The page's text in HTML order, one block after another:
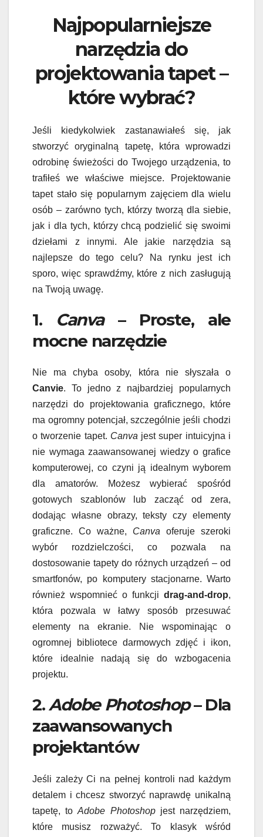
Najpopularniejsze
narzędzia do
projektowania tapet –
które wybrać?
Jeśli kiedykolwiek zastanawiałeś się, jak
stworzyć oryginalną tapetę, która wprowadzi
odrobinę świeżości do Twojego urządzenia, to
trafiłeś we właściwe miejsce. Projektowanie
tapet stało się popularnym zajęciem dla wielu
osób – zarówno tych, którzy tworzą dla siebie,
jak i dla tych, którzy chcą podzielić się swoimi
dziełami z innymi. Ale jakie narzędzia są
najlepsze do tego celu? Na rynku jest ich
sporo, więc sprawdźmy, które z nich zasługują
na Twoją uwagę.
1. Canva– Proste, ale
mocne narzędzie
Nie ma chyba osoby, która nie słyszała o
Canvie. To jedno z najbardziej popularnych
narzędzi do projektowania graficznego, które
ma ogromny potencjał, szczególnie jeśli chodzi
o tworzenie tapet. Canva jest super intuicyjna i
nie wymaga zaawansowanej wiedzy o grafice
komputerowej, co czyni ją idealnym wyborem
dla amatorów. Możesz wybierać spośród
gotowych szablonów lub zacząć od zera,
dodając własne obrazy, teksty czy elementy
graficzne. Co ważne, Canva oferuje szeroki
wybór rozdzielczości, co pozwala na
dostosowanie tapety do różnych urządzeń – od
smartfonów, po komputery stacjonarne. Warto
również wspomnieć o funkcji drag-and-drop,
która pozwala w łatwy sposób przesuwać
elementy na ekranie. Nie wspominając o
ogromnej bibliotece darmowych zdjęć i ikon,
które idealnie nadają się do wzbogacenia
projektu.
2.Adobe Photoshop– Dla
zaawansowanych
projektantów
Jeśli zależy Ci na pełnej kontroli nad każdym
detalem i chcesz stworzyć naprawdę unikalną
tapetę, toAdobe Photoshopjest narzędziem,
które musisz rozważyć. To klasyk wśród